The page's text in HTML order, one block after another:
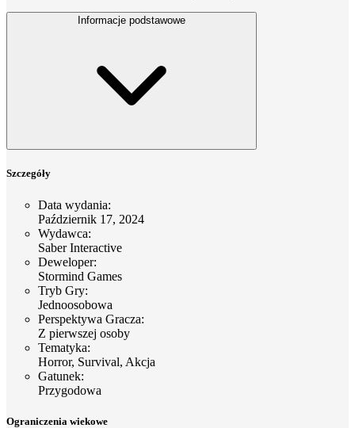
Informacje podstawowe
Szczegóły
Data wydania:
Październik 17, 2024
Wydawca:
Saber Interactive
Deweloper:
Stormind Games
Tryb Gry:
Jednoosobowa
Perspektywa Gracza:
Z pierwszej osoby
Tematyka:
Horror, Survival, Akcja
Gatunek:
Przygodowa
Ograniczenia wiekowe